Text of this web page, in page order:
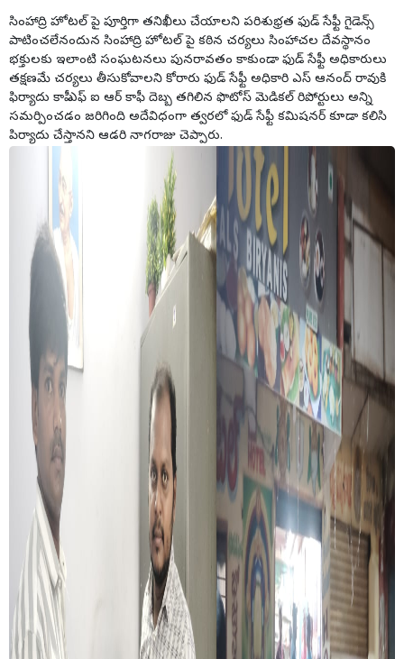
సింహాద్రి హోటల్ పై పూర్తిగా తనిఖీలు చేయాలని పరిశుభ్రత ఫుడ్ సేఫ్టీ గైడెన్స్
పాటించలేనందున సింహాద్రి హోటల్ పై కఠిన చర్యలు సింహాచల దేవస్థానం
భక్తులకు ఇలాంటి సంఘటనలు పునరావతం కాకుండా ఫుడ్ సేఫ్టీ అధికారులు
తక్షణమే చర్యలు తీసుకోవాలని కోరారు ఫుడ్ సేఫ్టీ అధికారి ఎస్ ఆనంద్ రావుకి
ఫిర్యాదు కాపీ ఎఫ్ ఐ ఆర్ కాఫీ దెబ్బ తగిలిన ఫొటోస్ మెడికల్ రిపోర్టులు అన్ని
సమర్పించడం జరిగింది అదేవిధంగా త్వరలో ఫుడ్ సేఫ్టీ కమిషనర్ కూడా కలిసి
పిర్యాదు చేస్తానని ఆడరి నాగరాజు చెప్పారు.